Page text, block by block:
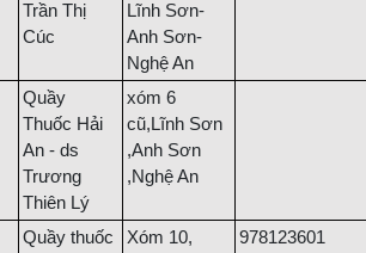
Trần Thị
Cúc
Lĩnh Sơn-
Anh Sơn-
Nghệ An
Quầy
Thuốc Hải
An - ds
Trương
Thiên Lý
xóm 6
cũ,Lĩnh Sơn
,Anh Sơn
,Nghệ An
Quầy thuốc
Xóm 10,
978123601